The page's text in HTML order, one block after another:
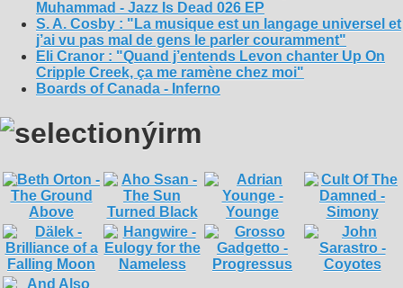
Muhammad - Jazz Is Dead 026 EP
S. A. Cosby : "La musique est un langage universel et
j’ai vu pas mal de gens le parler couramment"
Eli Cranor : "Quand j’entends Levon chanter Up On
Cripple Creek, ça me ramène chez moi"
Boards of Canada - Inferno